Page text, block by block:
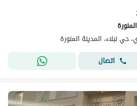
حي نبلاء، المدينة المنورة
اتصال